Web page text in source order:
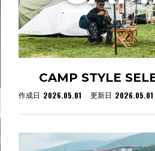
CAMP STYLE
作成日 2026.05.01 更新日 2026.05.01